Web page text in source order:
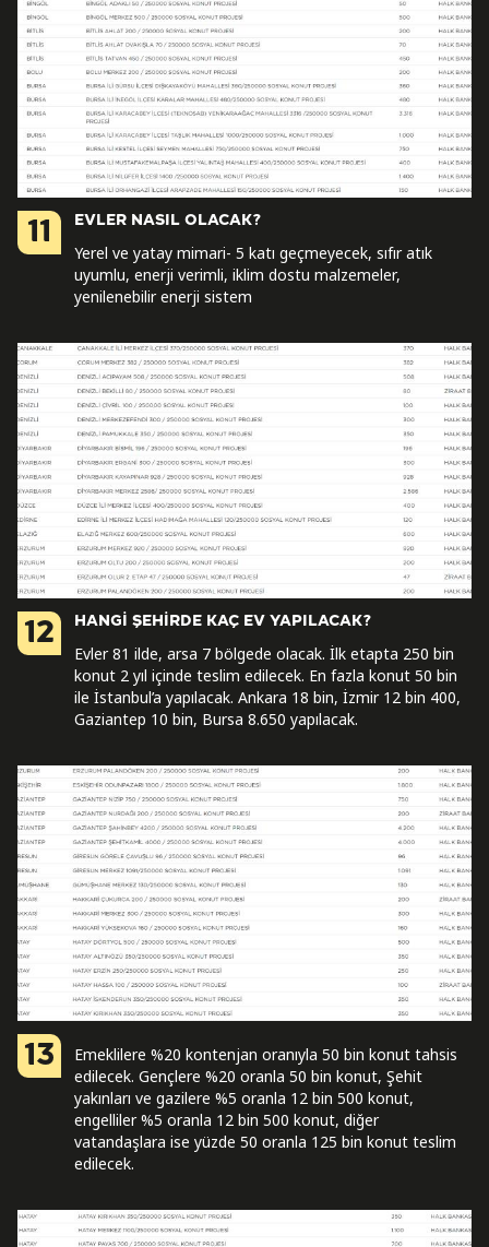
11 EVLER NASIL OLACAK?
Yerel ve yatay mimari- 5 katı geçmeyecek, sıfır atık
uyumlu, enerji verimli, iklim dostu malzemeler,
yenilenebilir enerji sistem
12 HANGİ ŞEHİRDE KAÇ EV YAPILACAK?
Evler 81 ilde, arsa 7 bölgede olacak. İlk etapta 250 bin
konut 2 yıl içinde teslim edilecek. En fazla konut 50 bin
ile İstanbul’a yapılacak. Ankara 18 bin, İzmir 12 bin 400,
Gaziantep 10 bin, Bursa 8.650 yapılacak.
13
Emeklilere %20 kontenjan oranıyla 50 bin konut tahsis
edilecek. Gençlere %20 oranla 50 bin konut, Şehit
yakınları ve gazilere %5 oranla 12 bin 500 konut,
engelliler %5 oranla 12 bin 500 konut, diğer
vatandaşlara ise yüzde 50 oranla 125 bin konut teslim
edilecek.